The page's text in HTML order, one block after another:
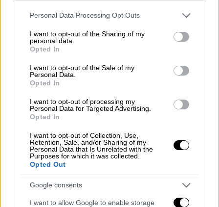
Please note that this website/app uses one or more Google
not limited to your visit or usage behaviour. You may click to
grant or deny consent to Google and its third-party tags to
use your data for below specified purposes in below Google
consent section.
Personal Data Processing Opt Outs
I want to opt-out of the Sharing of my
personal data.
Opted In
I want to opt-out of the Sale of my
Personal Data.
Opted In
I want to opt-out of processing my
Personal Data for Targeted Advertising.
Opted In
I want to opt-out of Collection, Use,
Retention, Sale, and/or Sharing of my
Personal Data that Is Unrelated with the
Purposes for which it was collected.
Opted Out
Google consents
I want to allow Google to enable storage
της, που πρέπει να κάνει εγχείρηση. Ο
Νικολαΐδης (Κωνσταντίνος Καζάκος)
σώζεται από έναν Τούρκο χωρικό. Η
Ιφιγένεια εκτός από την Ανθή, θα συνδεθεί
με τηνΕσμέ (Μαριάννα Κιμούλη),
Μουσουλμάνα της Θεσσαλονίκης, που θα της